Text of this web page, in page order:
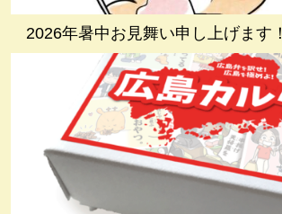
2026年暑中お見舞い申し上げます！